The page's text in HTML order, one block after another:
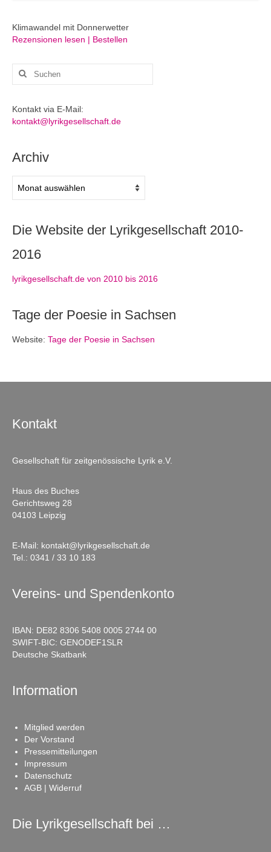
Klimawandel mit Donnerwetter
Rezensionen lesen | Bestellen
Suchen
Kontakt via E-Mail:
kontakt@lyrikgesellschaft.de
Archiv
Die Website der Lyrikgesellschaft 2010-
2016
lyrikgesellschaft.de von 2010 bis 2016
Tage der Poesie in Sachsen
Website: Tage der Poesie in Sachsen
Kontakt
Gesellschaft für zeitgenössische Lyrik e.V.
Haus des Buches
Gerichtsweg 28
04103 Leipzig
E-Mail: kontakt@lyrikgesellschaft.de
Tel.: 0341 / 33 10 183
Vereins- und Spendenkonto
IBAN: DE82 8306 5408 0005 2744 00
SWIFT-BIC: GENODEF1SLR
Deutsche Skatbank
Information
Mitglied werden
Der Vorstand
Pressemitteilungen
Impressum
Datenschutz
AGB | Widerruf
Die Lyrikgesellschaft bei …